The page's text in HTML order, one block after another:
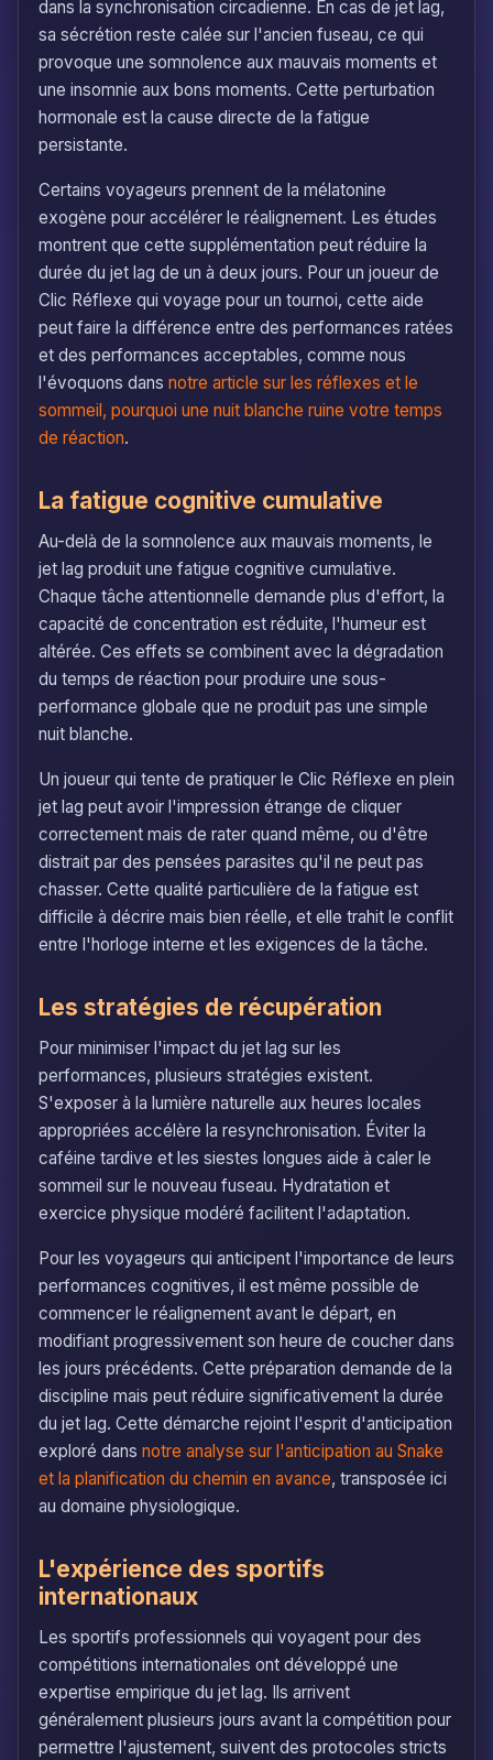
dans la synchronisation circadienne. En cas de jet lag,
sa sécrétion reste calée sur l'ancien fuseau, ce qui
provoque une somnolence aux mauvais moments et
une insomnie aux bons moments. Cette perturbation
hormonale est la cause directe de la fatigue
persistante.
Certains voyageurs prennent de la mélatonine
exogène pour accélérer le réalignement. Les études
montrent que cette supplémentation peut réduire la
durée du jet lag de un à deux jours. Pour un joueur de
Clic Réflexe qui voyage pour un tournoi, cette aide
peut faire la différence entre des performances ratées
et des performances acceptables, comme nous
l'évoquons dans notre article sur les réflexes et le
sommeil, pourquoi une nuit blanche ruine votre temps
de réaction.
La fatigue cognitive cumulative
Au-delà de la somnolence aux mauvais moments, le
jet lag produit une fatigue cognitive cumulative.
Chaque tâche attentionnelle demande plus d'effort, la
capacité de concentration est réduite, l'humeur est
altérée. Ces effets se combinent avec la dégradation
du temps de réaction pour produire une sous-
performance globale que ne produit pas une simple
nuit blanche.
Un joueur qui tente de pratiquer le Clic Réflexe en plein
jet lag peut avoir l'impression étrange de cliquer
correctement mais de rater quand même, ou d'être
distrait par des pensées parasites qu'il ne peut pas
chasser. Cette qualité particulière de la fatigue est
difficile à décrire mais bien réelle, et elle trahit le conflit
entre l'horloge interne et les exigences de la tâche.
Les stratégies de récupération
Pour minimiser l'impact du jet lag sur les
performances, plusieurs stratégies existent.
S'exposer à la lumière naturelle aux heures locales
appropriées accélère la resynchronisation. Éviter la
caféine tardive et les siestes longues aide à caler le
sommeil sur le nouveau fuseau. Hydratation et
exercice physique modéré facilitent l'adaptation.
Pour les voyageurs qui anticipent l'importance de leurs
performances cognitives, il est même possible de
commencer le réalignement avant le départ, en
modifiant progressivement son heure de coucher dans
les jours précédents. Cette préparation demande de la
discipline mais peut réduire significativement la durée
du jet lag. Cette démarche rejoint l'esprit d'anticipation
exploré dans notre analyse sur l'anticipation au Snake
et la planification du chemin en avance, transposée ici
au domaine physiologique.
L'expérience des sportifs
internationaux
Les sportifs professionnels qui voyagent pour des
compétitions internationales ont développé une
expertise empirique du jet lag. Ils arrivent
généralement plusieurs jours avant la compétition pour
permettre l'ajustement, suivent des protocoles stricts